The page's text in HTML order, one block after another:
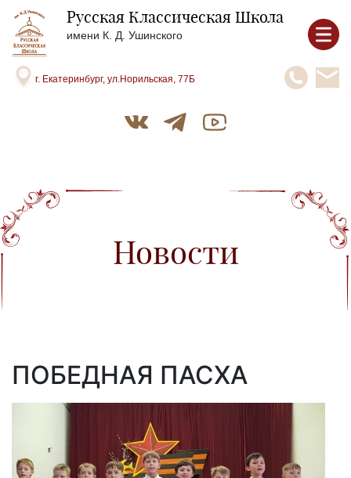
Русская Классическая Школа
имени К. Д. Ушинского
г. Екатеринбург, ул.Норильская, 77Б
Новости
ПОБЕДНАЯ ПАСХА